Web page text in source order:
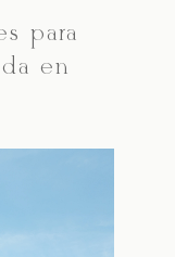
para
en